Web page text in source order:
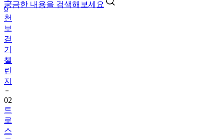
궁금한 내용을 검색해보세요
보
걷
기
챌
린
지
02
트
로
스
트
와